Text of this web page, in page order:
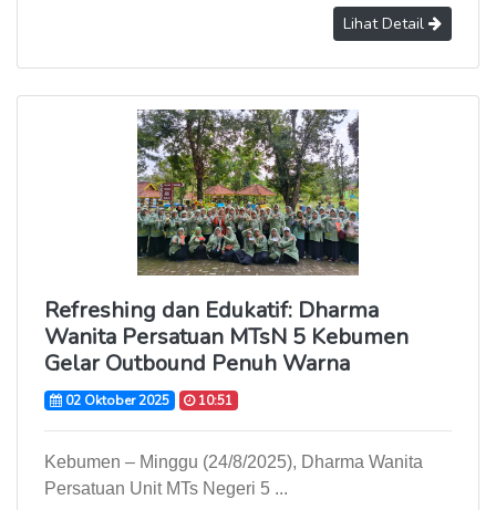
Lihat Detail
Refreshing dan Edukatif: Dharma
Wanita Persatuan MTsN 5 Kebumen
Gelar Outbound Penuh Warna
02 Oktober 2025 10:51
Kebumen – Minggu (24/8/2025), Dharma Wanita
Persatuan Unit MTs Negeri 5 ...